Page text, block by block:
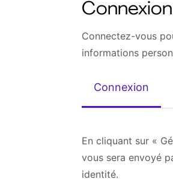
Connexion
Connectez-vous
informations
Connexion
En cliquant sur «
vous sera envoyé
identité.